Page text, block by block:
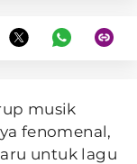
musik
fenomenal,
untuk lagu